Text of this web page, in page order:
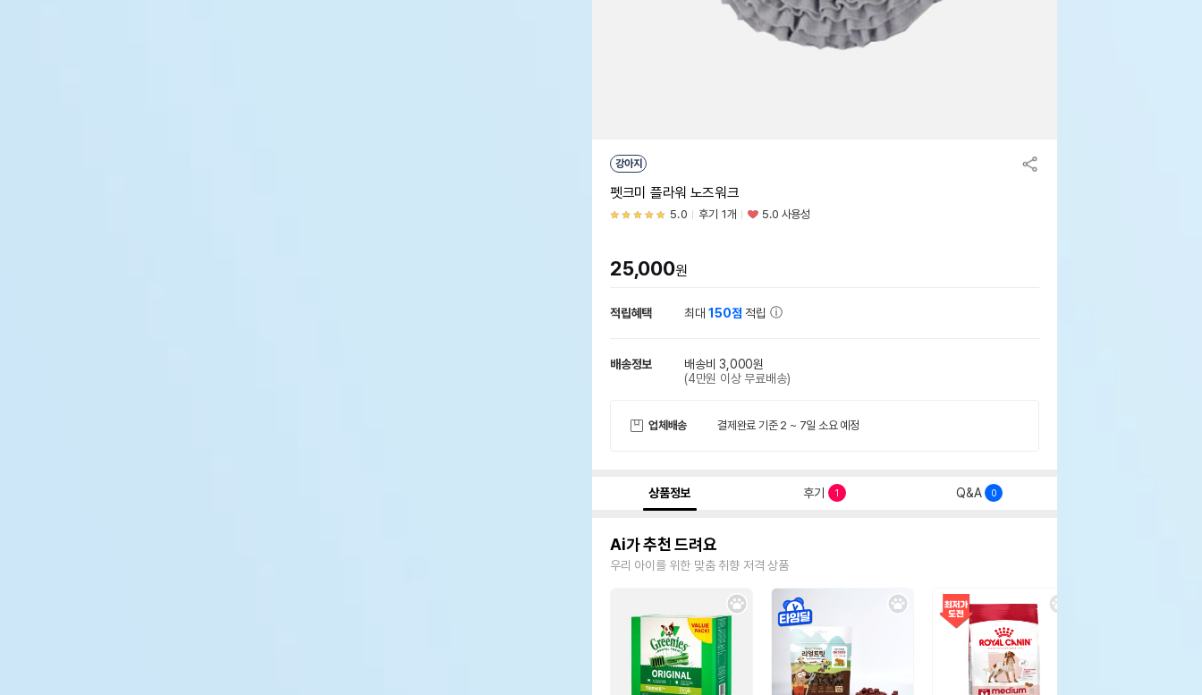
강아지
펫크미 플라워 노즈워크
5.0 후기 1개 5.0 사용성
25,000원
적립혜택 최대150점 적립
배송정보
배송비 3,000원
(4만원 이상 무료배송)
업체배송 결제완료 기준 2 ~ 7일 소요 예정
상품정보 후기 1 Q&A 0
Ai가 추천 드려요
우리 아이를 위한 맞춤 취향 저격 상품